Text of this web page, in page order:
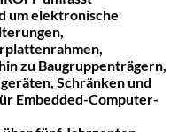
um elektronische
zu Baugruppenträgern,
Schränken und
Embedded-Computer-